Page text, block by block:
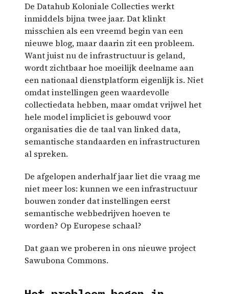
De Datahub Koloniale Collecties werkt
inmiddels bijna twee jaar. Dat klinkt
misschien als een vreemd begin van een
nieuwe blog, maar daarin zit een probleem.
Want juist nu de infrastructuur is geland,
wordt zichtbaar hoe moeilijk deelname aan
een nationaal dienstplatform eigenlijk is. Niet
omdat instellingen geen waardevolle
collectiedata hebben, maar omdat vrijwel het
hele model impliciet is gebouwd voor
organisaties die de taal van linked data,
semantische standaarden en infrastructuren
al spreken.
De afgelopen anderhalf jaar liet die vraag me
niet meer los: kunnen we een infrastructuur
bouwen zonder dat instellingen eerst
semantische webbedrijven hoeven te
worden? Op Europese schaal?
Dat gaan we proberen in ons nieuwe project
Sawubona Commons.